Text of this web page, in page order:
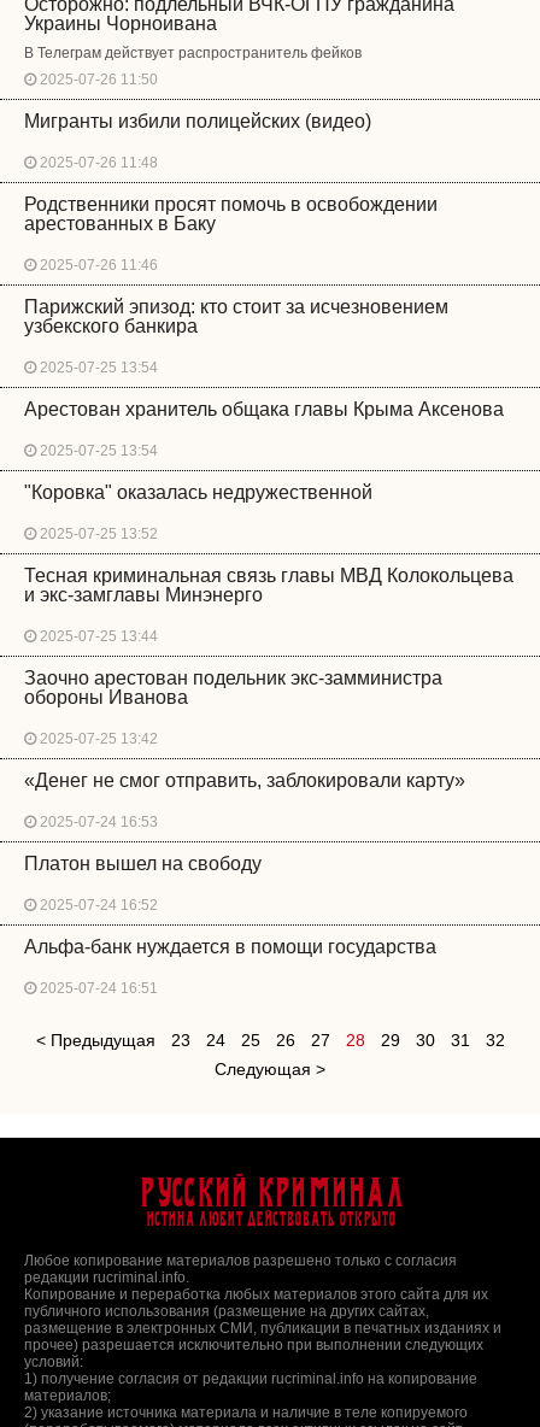
Осторожно: подлельный ВЧК-ОГПУ гражданина
Украины Чорноивана
В Телеграм действует распространитель фейков
2025-07-26 11:50
Мигранты избили полицейских (видео)
2025-07-26 11:48
Родственники просят помочь в освобождении
арестованных в Баку
2025-07-26 11:46
Парижский эпизод: кто стоит за исчезновением
узбекского банкира
2025-07-25 13:54
Арестован хранитель общака главы Крыма Аксенова
2025-07-25 13:54
"Коровка" оказалась недружественной
2025-07-25 13:52
Тесная криминальная связь главы МВД Колокольцева
и экс-замглавы Минэнерго
2025-07-25 13:44
Заочно арестован подельник экс-замминистра
обороны Иванова
2025-07-25 13:42
«Денег не смог отправить, заблокировали карту»
2025-07-24 16:53
Платон вышел на свободу
2025-07-24 16:52
Альфа-банк нуждается в помощи государства
2025-07-24 16:51
< Предыдущая 23 24 25 26 27 28 29 30 31
32
Следующая >
Русский Криминал
Истина любит действовать открыто
Любое копирование материалов разрешено только с согласия
редакции rucriminal.info.
Копирование и переработка любых материалов этого сайта для их
публичного использования (размещение на других сайтах,
размещение в электронных СМИ, публикации в печатных изданиях и
прочее) разрешается исключительно при выполнении следующих
условий:
1) получение согласия от редакции rucriminal.info на копирование
материалов;
2) указание источника материала и наличие в теле копируемого